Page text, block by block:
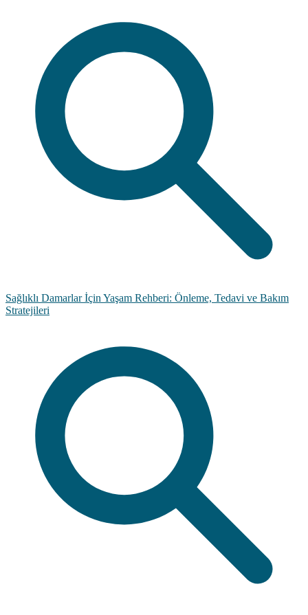
Sağlıklı Damarlar İçin Yaşam Rehberi: Önleme, Tedavi ve Bakım
Stratejileri